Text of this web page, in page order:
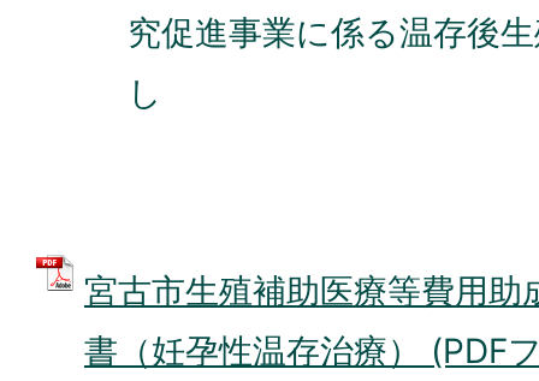
究促進事業に係る温存後
し
宮古市生殖補助医療等費用助
書（妊孕性温存治療） (PDF